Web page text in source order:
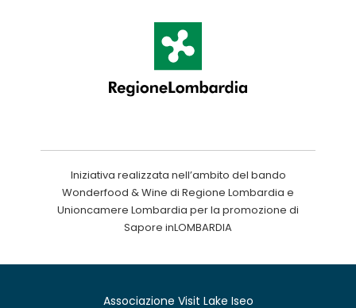
Iniziativa realizzata nell’ambito del bando
Wonderfood & Wine di Regione Lombardia e
Unioncamere Lombardia per la promozione di
Sapore inLOMBARDIA
Associazione Visit Lake Iseo